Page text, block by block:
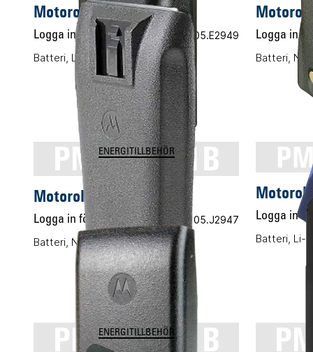
Motorola PMNN4158AR
Logga in för pris Vårt art.nr 05.E2949
Batteri, Li-ION, 1500mAh
Logga in
Batteri,
PMNN4251B
ENERGITILLBEHÖR
Motorola PMNN4251B
Logga in för pris Vårt art.nr 05.J2947
Batteri, NiMH, 1400mAh
Logga in
Batteri, Li-
PMNN4351B
ENERGITILLBEHÖR